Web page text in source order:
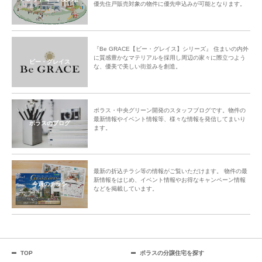
優先住戸販売対象の物件に優先申込みが可能となります。
ビー・グレイス
『Be GRACE【ビー・グレイス】シリーズ』 住まいの内外
に質感豊かなマテリアルを採用し周辺の家々に際立つよう
な、優美で美しい街並みを創造。
ポラスのブログ
ポラス・中央グリーン開発のスタッフブログです。物件の
最新情報やイベント情報等、様々な情報を発信してまいり
ます。
今週のチラシ
最新の折込チラシ等の情報がご覧いただけます。 物件の最
新情報をはじめ、イベント情報やお得なキャンペーン情報
などを掲載しています。
TOP ポラスの分譲住宅を探す